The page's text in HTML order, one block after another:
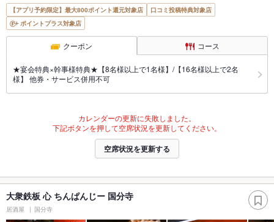
【アプリ予約限定】最大800ポイント還元対象店
口コミ投稿特典対象店
ポイントプラス対象店
クーポン コース
★宴会特典×幹事様特典★【8名様以上で1名様】/【16名様以上で2名
様】 他券・サービス併用不可
カレンダーの更新に失敗しました。
下記ボタンを押して空席状況を更新してください。
空席状況を更新する
大衆鉄板 心 ちんぱんじー 国分寺
居酒屋 国分寺